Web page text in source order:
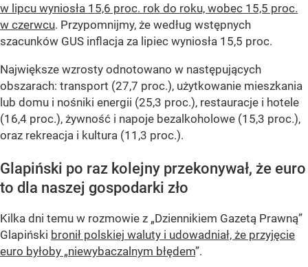
w lipcu wyniosła 15,6 proc. rok do roku, wobec 15,5 proc.
w czerwcu. Przypomnijmy, że według wstępnych
szacunków GUS inflacja za lipiec wyniosła 15,5 proc.
Największe wzrosty odnotowano w następujących
obszarach: transport (27,7 proc.), użytkowanie mieszkania
lub domu i nośniki energii (25,3 proc.), restauracje i hotele
(16,4 proc.), żywność i napoje bezalkoholowe (15,3 proc.),
oraz rekreacja i kultura (11,3 proc.).
Glapiński po raz kolejny przekonywał, że euro
to dla naszej gospodarki zło
Kilka dni temu w rozmowie z „Dziennikiem Gazetą Prawną”
Glapiński bronił polskiej waluty i udowadniał, że przyjęcie
euro byłoby „niewybaczalnym błędem”.